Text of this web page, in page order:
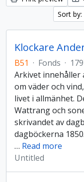
Sort by:
Klockare
B51 · Fonds ·
Arkivet innehåller
om väder och
livet i allmänhet.
Wattrang och
skrivandet av
dagböckerna 1850.
… Read more
Untitled